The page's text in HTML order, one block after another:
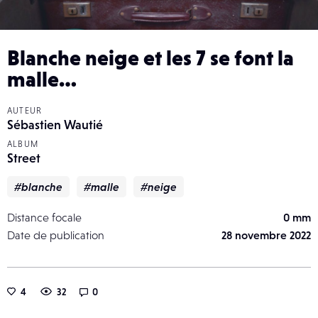
Blanche neige et les 7 se font la
malle…
AUTEUR
Sébastien Wautié
ALBUM
Street
#blanche #malle #neige
Distance focale
0 mm
Date de publication
28 novembre 2022
4 32 0